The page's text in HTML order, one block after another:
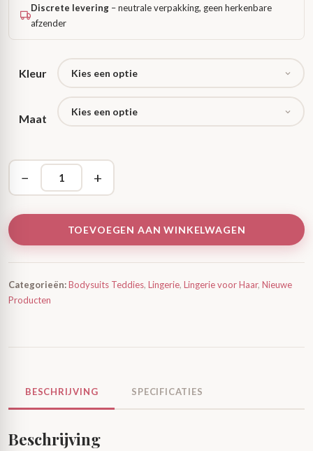
Discrete levering – neutrale verpakking, geen herkenbare
afzender
Kleur
Maat
− +
TOEVOEGEN AAN WINKELWAGEN
Categorieën:Bodysuits Teddies, Lingerie, Lingerie voor Haar, Nieuwe
Producten
BESCHRIJVING SPECIFICATIES
Beschrijving